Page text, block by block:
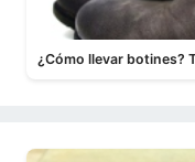
¿Cómo llevar botines?